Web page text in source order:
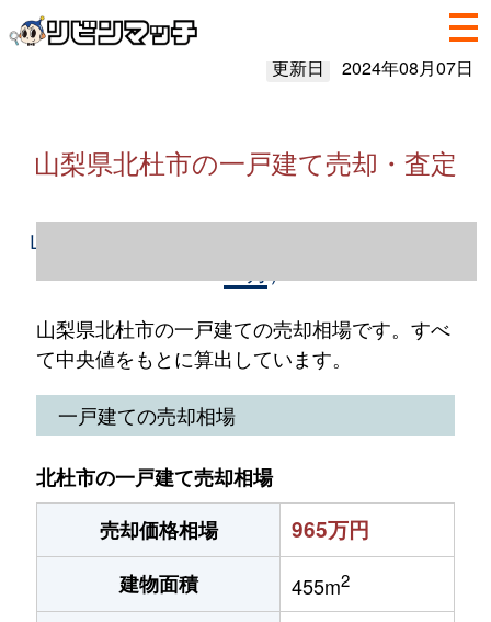
更新日 2024年08月07日
山梨県北杜市の一戸建て売却・査定
山梨県北杜市の一戸建て売却情報（2023年1
山梨県北杜市の一戸建ての売却相場です。すべ
て中央値をもとに算出しています。
一戸建ての売却相場
北杜市の一戸建て売却相場
売却価格相場
965万円
建物面積 455m2